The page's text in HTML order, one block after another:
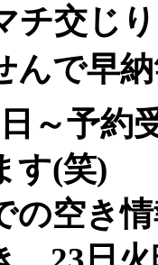
チ交じ
んで早
～予約
す(笑)
の空き